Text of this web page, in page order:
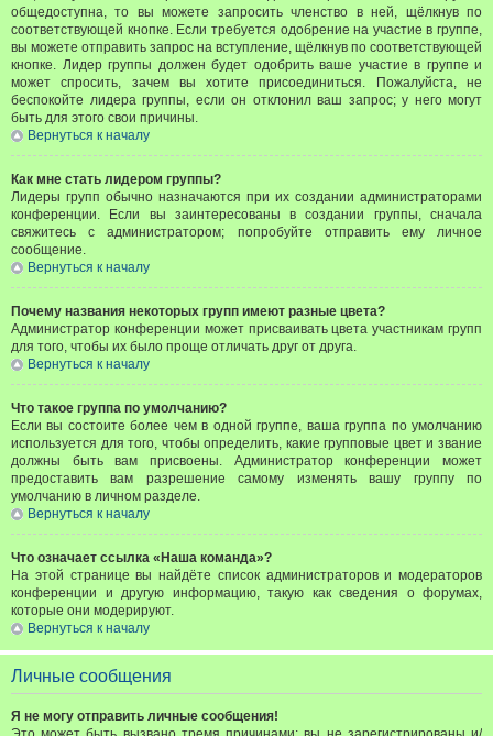
общедоступна, то вы можете запросить членство в ней, щёлкнув по
соответствующей кнопке. Если требуется одобрение на участие в группе,
вы можете отправить запрос на вступление, щёлкнув по соответствующей
кнопке. Лидер группы должен будет одобрить ваше участие в группе и
может спросить, зачем вы хотите присоединиться. Пожалуйста, не
беспокойте лидера группы, если он отклонил ваш запрос; у него могут
быть для этого свои причины.
Вернуться к началу
Как мне стать лидером группы?
Лидеры групп обычно назначаются при их создании администраторами
конференции. Если вы заинтересованы в создании группы, сначала
свяжитесь с администратором; попробуйте отправить ему личное
сообщение.
Вернуться к началу
Почему названия некоторых групп имеют разные цвета?
Администратор конференции может присваивать цвета участникам групп
для того, чтобы их было проще отличать друг от друга.
Вернуться к началу
Что такое группа по умолчанию?
Если вы состоите более чем в одной группе, ваша группа по умолчанию
используется для того, чтобы определить, какие групповые цвет и звание
должны быть вам присвоены. Администратор конференции может
предоставить вам разрешение самому изменять вашу группу по
умолчанию в личном разделе.
Вернуться к началу
Что означает ссылка «Наша команда»?
На этой странице вы найдёте список администраторов и модераторов
конференции и другую информацию, такую как сведения о форумах,
которые они модерируют.
Вернуться к началу
Личные сообщения
Я не могу отправить личные сообщения!